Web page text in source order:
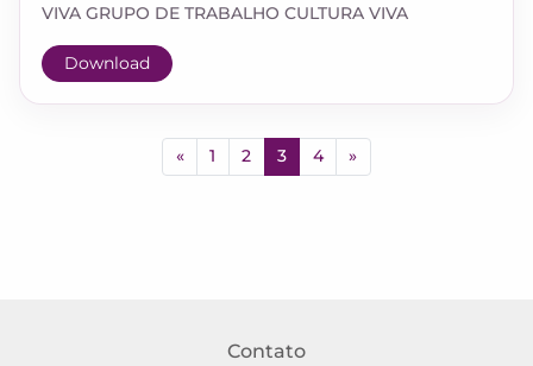
VIVA GRUPO DE TRABALHO CULTURA VIVA
Download
« 1 2 3 4 »
Contato